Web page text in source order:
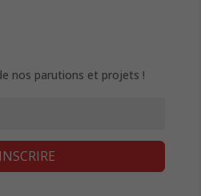
nos parutions et projets !